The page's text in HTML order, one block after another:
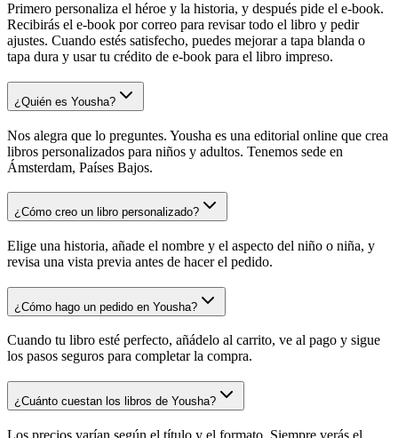
Primero personaliza el héroe y la historia, y después pide el e-book.
Recibirás el e-book por correo para revisar todo el libro y pedir
ajustes. Cuando estés satisfecho, puedes mejorar a tapa blanda o
tapa dura y usar tu crédito de e-book para el libro impreso.
¿Quién es Yousha?
Nos alegra que lo preguntes. Yousha es una editorial online que crea
libros personalizados para niños y adultos. Tenemos sede en
Ámsterdam, Países Bajos.
¿Cómo creo un libro personalizado?
Elige una historia, añade el nombre y el aspecto del niño o niña, y
revisa una vista previa antes de hacer el pedido.
¿Cómo hago un pedido en Yousha?
Cuando tu libro esté perfecto, añádelo al carrito, ve al pago y sigue
los pasos seguros para completar la compra.
¿Cuánto cuestan los libros de Yousha?
Los precios varían según el título y el formato. Siempre verás el